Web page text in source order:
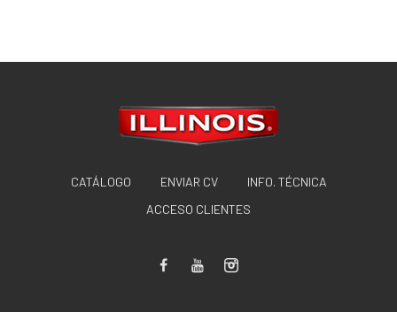
CATÁLOGO ENVIAR CV
INFO. TÉCNICA
ACCESO CLIENTES